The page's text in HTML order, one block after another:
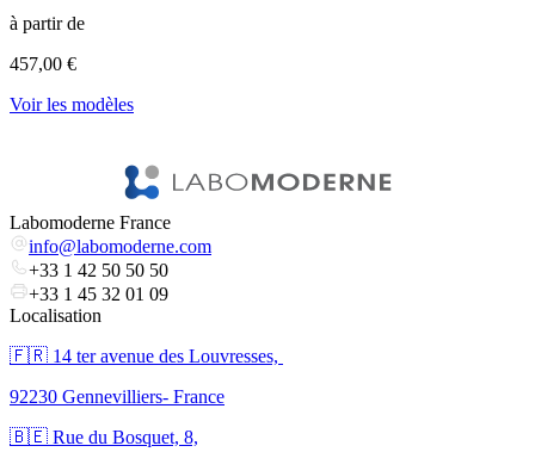
à partir de
457,00 €
Voir les modèles
Labomoderne France
info@labomoderne.com
+33 1 42 50 50 50
+33 1 45 32 01 09
Localisation
🇫🇷 ​14 ter avenue des Louvresses,
92230 Gennevilliers- France
🇧🇪 Rue du Bosquet, 8,